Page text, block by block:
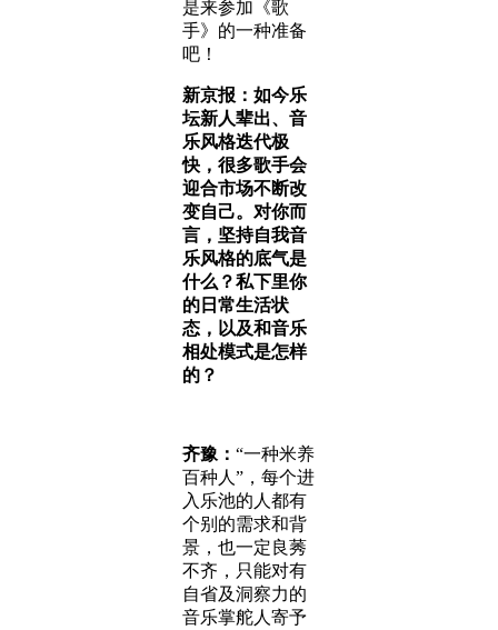
是来参加《歌
手》的一种准备
吧！
新京报：如今乐
坛新人辈出、音
乐风格迭代极
快，很多歌手会
迎合市场不断改
变自己。对你而
言，坚持自我音
乐风格的底气是
什么？私下里你
的日常生活状
态，以及和音乐
相处模式是怎样
的？
齐豫： “一种米养
百种人”，每个进
入乐池的人都有
个别的需求和背
景，也一定良莠
不齐，只能对有
自省及洞察力的
音乐掌舵人寄予